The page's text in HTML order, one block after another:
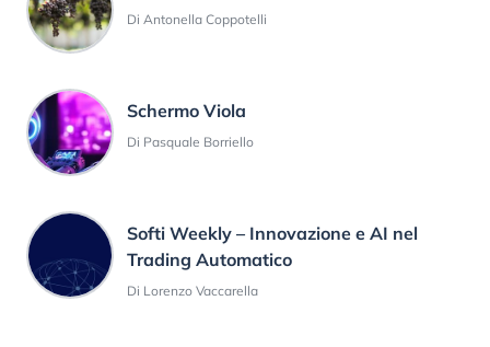
Di Antonella Coppotelli
Schermo Viola
Di Pasquale Borriello
Softi Weekly – Innovazione e AI nel
Trading Automatico
Di Lorenzo Vaccarella